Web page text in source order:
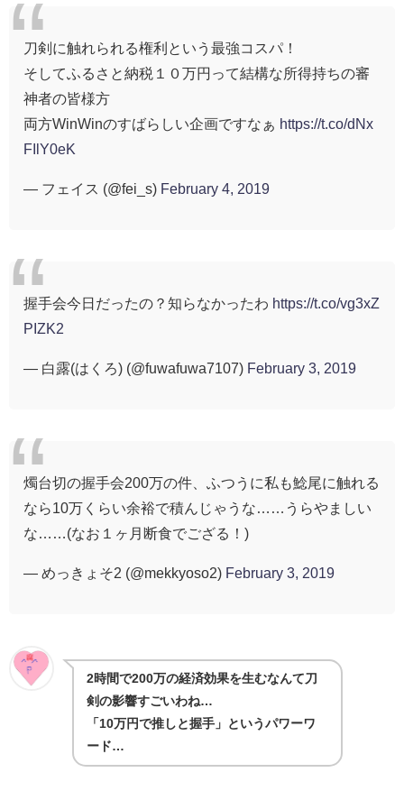
刀剣に触れられる権利という最強コスパ！
そしてふるさと納税１０万円って結構な所得持ちの審
神者の皆様方
両方WinWinのすばらしい企画ですなぁ https://t.co/dNx
FIlY0eK
— フェイス (@fei_s) February 4, 2019
握手会今日だったの？知らなかったわ https://t.co/vg3xZ
PIZK2
— 白露(はくろ) (@fuwafuwa7107) February 3, 2019
燭台切の握手会200万の件、ふつうに私も鯰尾に触れる
なら10万くらい余裕で積んじゃうな……うらやましい
な……(なお１ヶ月断食でござる！)
— めっきょそ2 (@mekkyoso2) February 3, 2019
2時間で200万の経済効果を生むなんて刀
剣の影響すごいわね…
「10万円で推しと握手」というパワーワ
ード…